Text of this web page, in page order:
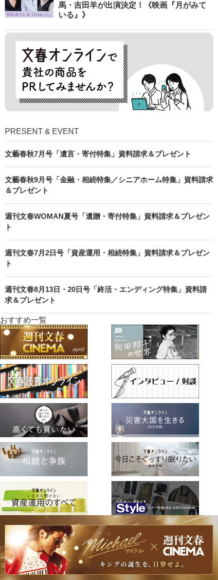
馬・吉田羊が出演決定！《映画『月がみて
いる』》
PRESENT & EVENT
文藝春秋7月号「遺言・寄付特集」資料請求＆プレゼント
文藝春秋9月号「金融・相続特集／シニアホーム特集」資料請求
＆プレゼント
週刊文春WOMAN夏号「遺贈・寄付特集」資料請求＆プレゼン
ト
週刊文春7月2日号「資産運用・相続特集」資料請求＆プレゼン
ト
週刊文春8月13日・20日号「終活・エンディング特集」資料請
求＆プレゼント
おすすめ一覧